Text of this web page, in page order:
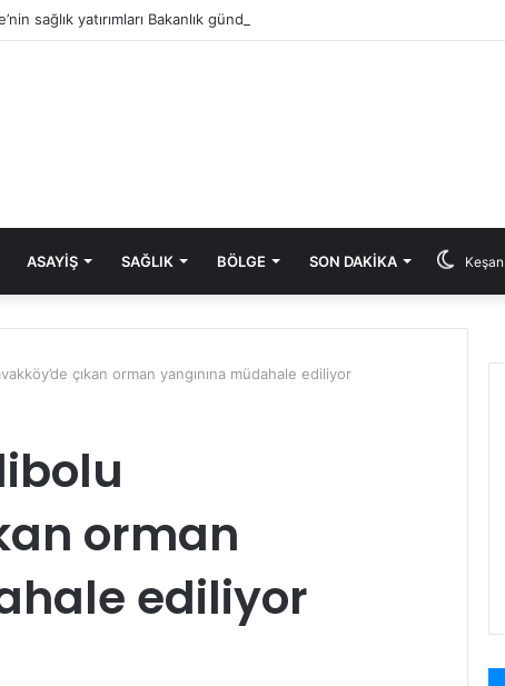
sağlık yatırımları Bakanlık gündeminde: Aksal’dan Keşan için iki
ASAYIŞ SAĞLIK BÖLGE SON DAKIKA
çıkan orman yangınına müdahale ediliyor
orman
ediliyor